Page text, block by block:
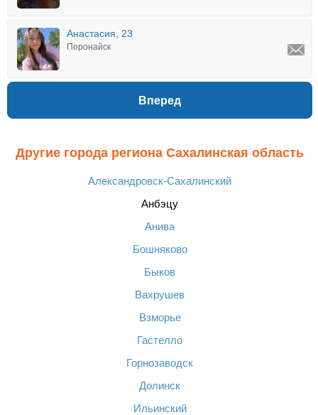
Анастасия, 23
Поронайск
Вперед
Другие города региона Сахалинская область
Александровск-Сахалинский
Анбэцу
Анива
Бошняково
Быков
Вахрушев
Взморье
Гастелло
Горнозаводск
Долинск
Ильинский